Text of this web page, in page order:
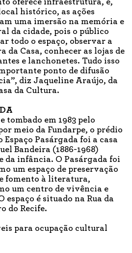
oferece infraestrutura, e,
histórico, as ações
uma imersão na memória e
da cidade, pois o público
todo o espaço, observar a
da Casa, conhecer as lojas de
e lanchonetes. Tudo isso
ponto de difusão
diz Jaqueline Araújo, da
da Cultura.
tombado em 1983 pelo
meio da Fundarpe, o prédio
Espaço Pasárgada foi a casa
Bandeira (1886-1968)
da infância. O Pasárgada foi
um espaço de preservação
fomento à literatura,
um centro de vivência e
é situado na Rua da
do Recife.
para ocupação cultural